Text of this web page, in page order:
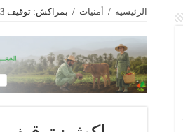
الرئيسية / أمنيات / بمراكش: توقيف 3 اشخاص لتورطهم في ترويج المخدرات والمؤثرات العقلية والتزوير واستعماله